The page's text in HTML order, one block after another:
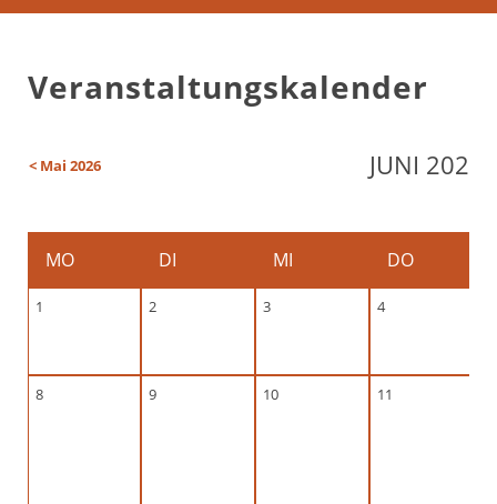
Veranstaltungskalender
< Mai 2026 JUNI 2026
MO DI MI DO
1 2 3 4
8 9 10 11